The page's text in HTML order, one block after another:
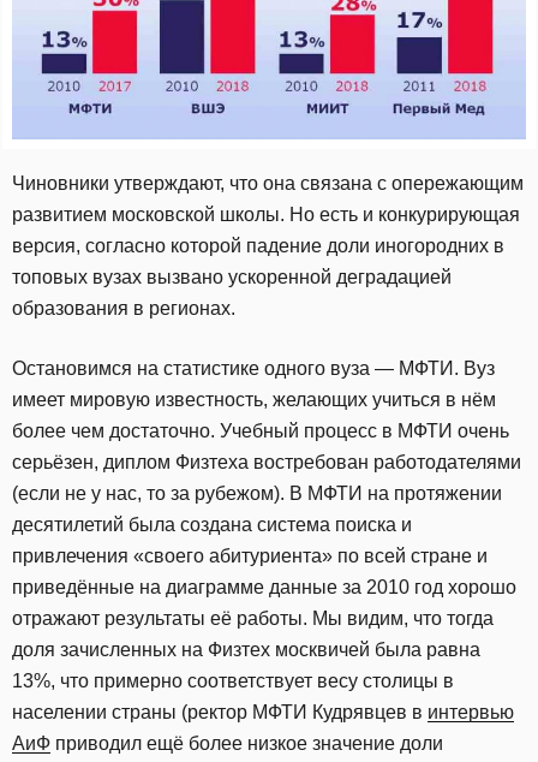
Чиновники утверждают, что она связана с опережающим
развитием московской школы. Но есть и конкурирующая
версия, согласно которой падение доли иногородних в
топовых вузах вызвано ускоренной деградацией
образования в регионах.
Остановимся на статистике одного вуза — МФТИ. Вуз
имеет мировую известность, желающих учиться в нём
более чем достаточно. Учебный процесс в МФТИ очень
серьёзен, диплом Физтеха востребован работодателями
(если не у нас, то за рубежом). В МФТИ на протяжении
десятилетий была создана система поиска и
привлечения «своего абитуриента» по всей стране и
приведённые на диаграмме данные за 2010 год хорошо
отражают результаты её работы. Мы видим, что тогда
доля зачисленных на Физтех москвичей была равна
13%, что примерно соответствует весу столицы в
населении страны (ректор МФТИ Кудрявцев в интервью
АиФ приводил ещё более низкое значение доли